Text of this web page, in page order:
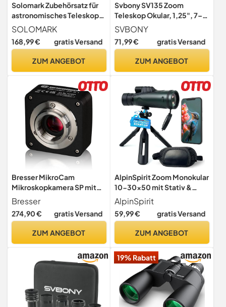
Solomark Zubehörsatz für
astronomisches Teleskop,
Kasten mit Teleskop-
Zubehör: Plössl-Okulare,
Filter-Satz, 2 Barlowlinsen
SOLOMARK
168,99 € gratis Versand
ZUM ANGEBOT
Svbony SV135 Zoom
Teleskop Okular, 1,25", 7–21
mm, 60° Weites Sichtfeld
SVBONY
71,99 € gratis Versand
ZUM ANGEBOT
Bresser MikroCam
Mikroskopkamera SP mit
modernem CMOS-Sensor,
3.1MP, USB 2.0 und
umfangreicher,
Bresser
274,90 € gratis Versand
ZUM ANGEBOT
AlpinSpirit Zoom Monokular
10-30x50 mit Stativ &
Handschlaufe [IPX4,FMC &
BAK4],geeignet für
Erwachsene,HD Weitsicht
wasserabweisend,für
AlpinSpirit
59,99 € gratis Versand
ZUM ANGEBOT
19% Rabatt